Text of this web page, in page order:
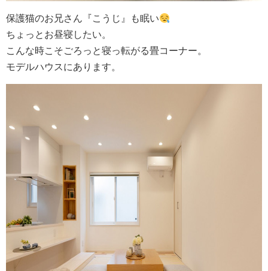
保護猫のお兄さん『こうじ』も眠い
ちょっとお昼寝したい。
こんな時こそごろっと寝っ転がる畳コーナー。
モデルハウスにあります。